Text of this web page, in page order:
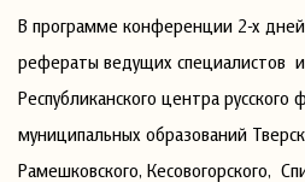
В программе конференции 2-х
рефераты ведущих специалистов
Республиканского центра
муниципальных образований
Рамешковского, Кесовогорского,